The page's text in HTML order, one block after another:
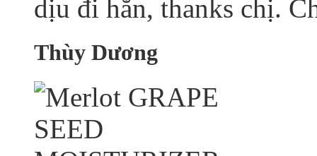
dịu đi hẳn, thanks chị.
Thùy Dương